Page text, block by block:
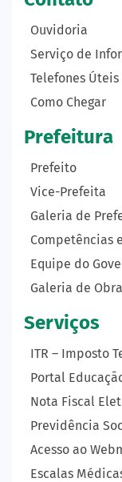
Ouvidoria
Serviço de
Telefones Úteis
Como Chegar
Prefeitura
Prefeito
Vice-Prefeita
Galeria de
Competências
Equipe do
Galeria de
Serviços
ITR – Imposto
Portal
Nota Fiscal
Previdência
Acesso ao
Escalas